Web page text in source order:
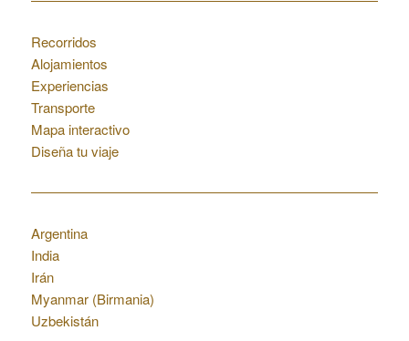
Recorridos
Alojamientos
Experiencias
Transporte
Mapa interactivo
Diseña tu viaje
Argentina
India
Irán
Myanmar (Birmania)
Uzbekistán